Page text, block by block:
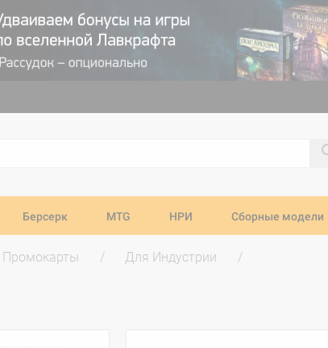
Берсерк MTG НРИ Сборные модели
Промокарты Для Индустрии